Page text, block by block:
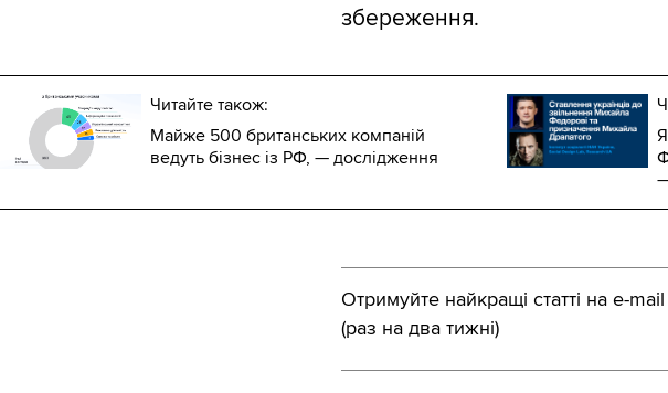
збереження.
Читайте також:
Майже 500 британських компаній
ведуть бізнес із РФ, — дослідження
Отримуйте найкращі статті на e-mail
(раз на два тижні)